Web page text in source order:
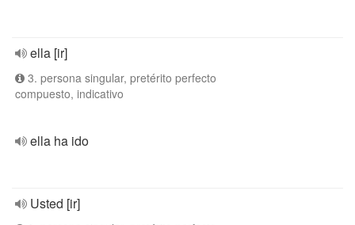
ella [ir]
3. persona singular, pretérito perfecto
compuesto, indicativo
ella ha ido
Usted [ir]